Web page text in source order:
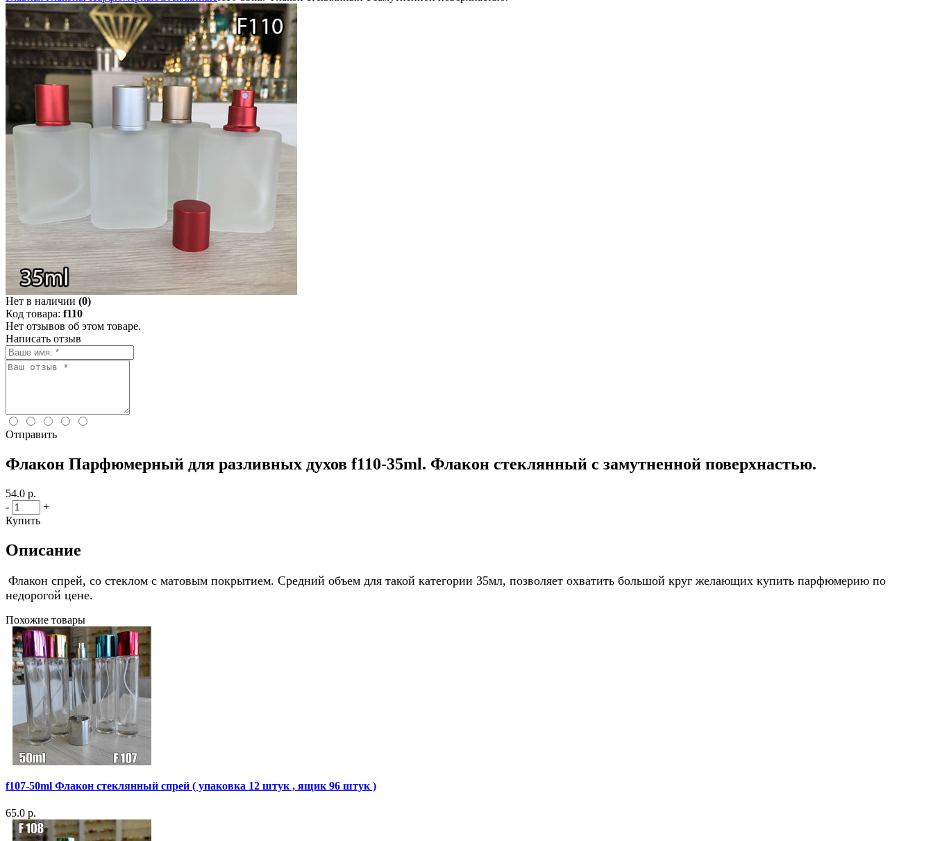
Нет в наличии (0)
Код товара: f110
Нет отзывов об этом товаре.
Написать отзыв
Отправить
Флакон Парфюмерный для разливных духов f110-35ml. Флакон стеклянный с замутненной поверхнастью.
54.0 р.
-
+
Купить
Описание
Флакон спрей, со стеклом с матовым покрытием. Средний объем для такой категории 35мл, позволяет охватить большой круг желающих купить парфюмерию по
недорогой цене.
Похожие товары
f107-50ml Флакон стеклянный спрей ( упаковка 12 штук , ящик 96 штук )
65.0 р.